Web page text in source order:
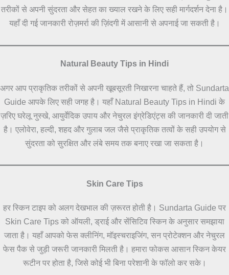
तरीकों से अपनी सुंदरता और सेहत का ख्याल रखने के लिए सही मार्गदर्शन देना है।
यहाँ दी गई जानकारी रोज़मर्रा की ज़िंदगी में आसानी से अपनाई जा सकती है।
Natural Beauty Tips in Hindi
अगर आप प्राकृतिक तरीकों से अपनी खूबसूरती निखारना चाहते हैं, तो Sundarta
Guide आपके लिए सही जगह है। यहाँ Natural Beauty Tips in Hindi के
ज़रिए घरेलू नुस्खे, आयुर्वेदिक उपाय और नेचुरल इंग्रेडिएंट्स की जानकारी दी जाती
है। एलोवेरा, हल्दी, शहद और गुलाब जल जैसे प्राकृतिक तत्वों के सही उपयोग से
सुंदरता को सुरक्षित और लंबे समय तक बनाए रखा जा सकता है।
Skin Care Tips
हर स्किन टाइप को अलग देखभाल की ज़रूरत होती है। Sundarta Guide पर
Skin Care Tips को ऑयली, ड्राई और सेंसिटिव स्किन के अनुसार समझाया
जाता है। यहाँ आपको फेस क्लीनिंग, मॉइस्चराइजिंग, सन प्रोटेक्शन और नेचुरल
फेस पैक से जुड़ी जरूरी जानकारी मिलती है। हमारा फोकस आसान स्किन केयर
रूटीन पर होता है, जिसे कोई भी बिना परेशानी के फॉलो कर सके।